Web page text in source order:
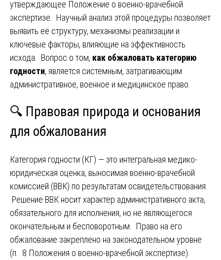
утверждающее Положение о военно-врачебной
экспертизе. Научный анализ этой процедуры позволяет
выявить её структуру, механизмы реализации и
ключевые факторы, влияющие на эффективность
исхода. Вопрос о том, как обжаловать категорию
годности, является системным, затрагивающим
административное, военное и медицинское право.
🔍 Правовая природа и основания
для обжалования
Категория годности (КГ) — это интегральная медико-
юридическая оценка, выносимая военно-врачебной
комиссией (ВВК) по результатам освидетельствования.
Решение ВВК носит характер административного акта,
обязательного для исполнения, но не являющегося
окончательным и бесповоротным. Право на его
обжалование закреплено на законодательном уровне
(п. 8 Положения о военно-врачебной экспертизе).